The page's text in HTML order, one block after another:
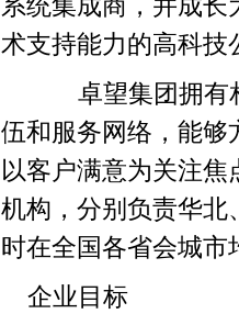
术支持能力的高科技
卓望集团拥有相
伍和服务网络，能够
以客户满意为关注
机构，分别负责华北
时在全国各省会城
企业目标